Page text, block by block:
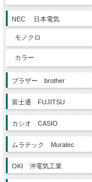
NEC 日本電気
モノクロ
カラー
ブラザー brother
富士通 FUJITSU
カシオ CASIO
ムラテック Muratec
OKI 沖電気工業